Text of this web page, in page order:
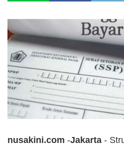
nusakini.com -Jakarta -